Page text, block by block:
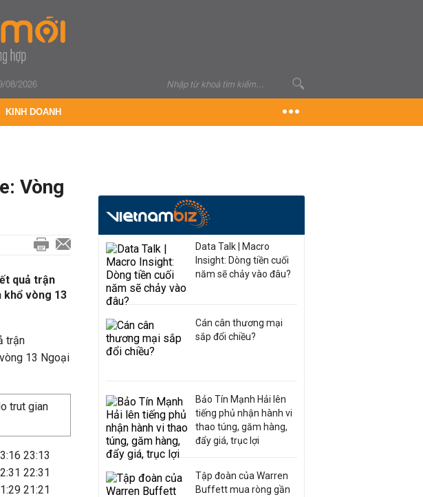
08/2026
KINH DOANH
Vòng
quả trận
vòng 13
trận
13 Ngoại
23:13
22:31
21:21
Data Talk | Macro
Insight: Dòng tiền cuối
năm sẽ chảy vào đâu?
Cán cân thương mại
sắp đổi chiều?
Bảo Tín Mạnh Hải lên
tiếng phủ nhận hành vi
thao túng, găm hàng,
đẩy giá, trục lợi
Tập đoàn của Warren
Buffett mua ròng gần